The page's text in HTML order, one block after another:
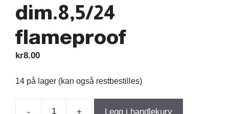
dim.8,5/24
flameproof
kr8.00
14 på lager (kan også restbestilles)
- + Legg i handlekurv